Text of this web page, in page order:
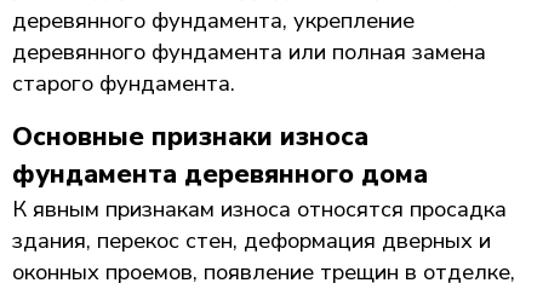
деревянного фундамента, укрепление
деревянного фундамента или полная замена
старого фундамента.
Основные признаки износа
фундамента деревянного дома
К явным признакам износа относятся просадка
здания, перекос стен, деформация дверных и
оконных проемов, появление трещин в отделке,